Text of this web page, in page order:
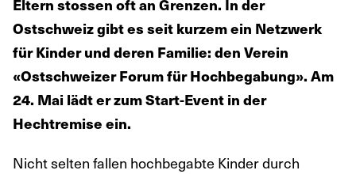
Ostschweiz gibt es seit kurzem ein Netzwerk
für Kinder und deren Familie: den Verein
«Ostschweizer Forum für Hochbegabung». Am
24. Mai lädt er zum Start-Event in der
Hechtremise ein.
Nicht selten fallen hochbegabte Kinder durch